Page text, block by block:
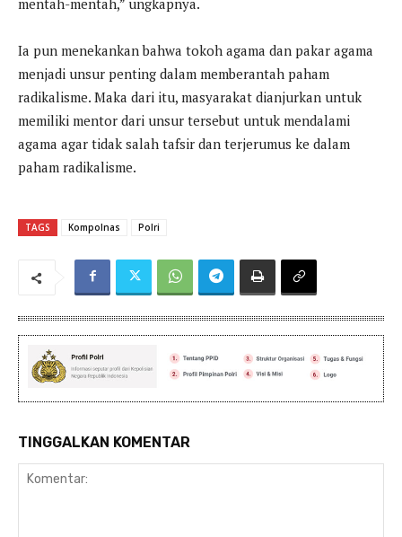
Ia pun menekankan bahwa tokoh agama dan pakar agama
menjadi unsur penting dalam memberantah paham
radikalisme. Maka dari itu, masyarakat dianjurkan untuk
memiliki mentor dari unsur tersebut untuk mendalami
agama agar tidak salah tafsir dan terjerumus ke dalam
paham radikalisme.
TAGS Kompolnas Polri
TINGGALKAN KOMENTAR